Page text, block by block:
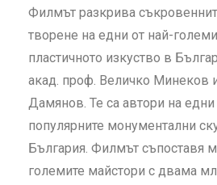
Филмът разкрива
творене на едни от най-
пластичното изкуство в
акад. проф. Величко Минеков
Дамянов. Те са автори на едни
популярните монументални
България. Филмът съпоставя
големите майстори с двама